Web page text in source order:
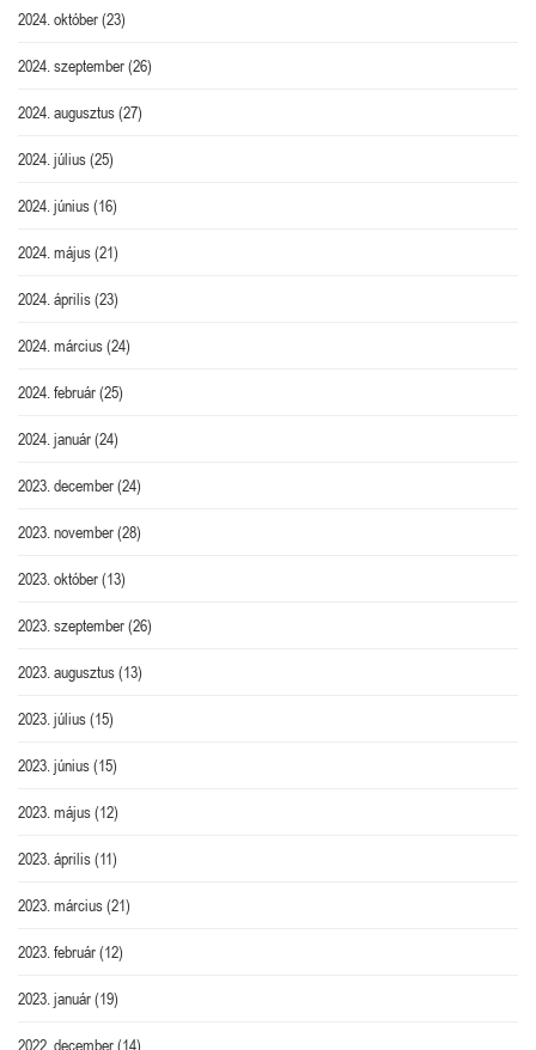
2024. október(23)
2024. szeptember(26)
2024. augusztus(27)
2024. július(25)
2024. június(16)
2024. május(21)
2024. április(23)
2024. március(24)
2024. február(25)
2024. január(24)
2023. december(24)
2023. november(28)
2023. október(13)
2023. szeptember(26)
2023. augusztus(13)
2023. július(15)
2023. június(15)
2023. május(12)
2023. április(11)
2023. március(21)
2023. február(12)
2023. január(19)
2022. december(14)